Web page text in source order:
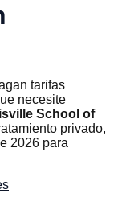
tarifas
necesite
School of
privado,
2026 para